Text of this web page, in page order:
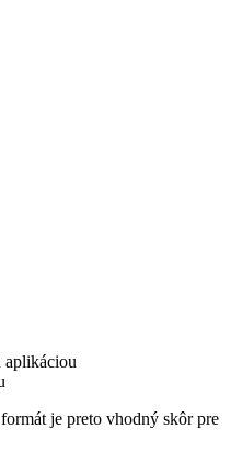
aplikáciou
je preto vhodný skôr pre